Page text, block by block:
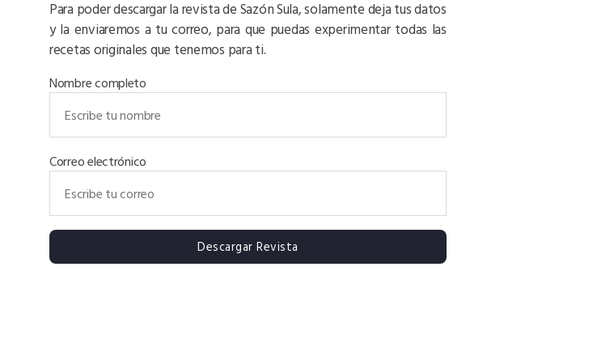
Para poder descargar la revista de Sazón Sula, solamente deja tus datos
y la enviaremos a tu correo, para que puedas experimentar todas las
recetas originales que tenemos para ti.
Nombre completo
Correo electrónico